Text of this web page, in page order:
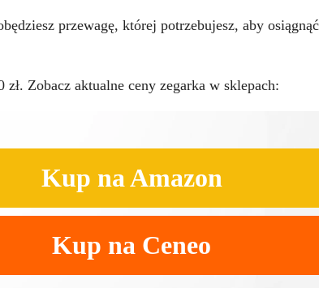
przewagę, której potrzebujesz, aby
zł. Zobacz aktualne ceny zegarka w sklepach:
Kup na Amazon
Kup na Ceneo